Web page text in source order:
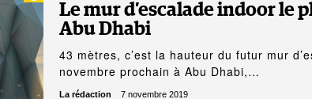
Le mur d’escalade indoor le
Abu Dhabi
43 mètres, c’est la hauteur du futur mur
novembre prochain à Abu Dhabi,…
La rédaction 7 novembre 2019